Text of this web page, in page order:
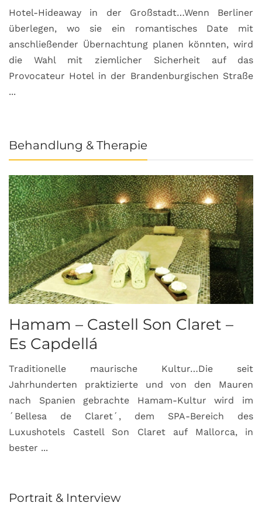
Hotel-Hideaway in der Großstadt…Wenn Berliner
überlegen, wo sie ein romantisches Date mit
anschließender Übernachtung planen könnten, wird
die Wahl mit ziemlicher Sicherheit auf das
Provocateur Hotel in der Brandenburgischen Straße
...
Behandlung & Therapie
Hamam – Castell Son Claret –
Es Capdellá
Traditionelle maurische Kultur…Die seit
Jahrhunderten praktizierte und von den Mauren
nach Spanien gebrachte Hamam-Kultur wird im
´Bellesa de Claret´, dem SPA-Bereich des
Luxushotels Castell Son Claret auf Mallorca, in
bester ...
Portrait & Interview